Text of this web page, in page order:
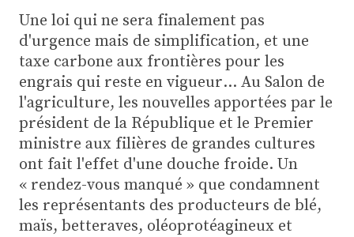
Pommes de terre
Guides pratiques
Chasse
Plus
Abonnez-vous
Une loi qui ne sera finalement pas
d'urgence mais de simplification, et une
taxe carbone aux frontières pour les
engrais qui reste en vigueur... Au Salon de
l'agriculture, les nouvelles apportées par le
président de la République et le Premier
ministre aux filières de grandes cultures
ont fait l'effet d'une douche froide. Un
« rendez-vous manqué » que condamnent
les représentants des producteurs de blé,
maïs, betteraves, oléoprotéagineux et